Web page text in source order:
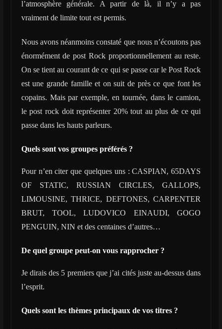
l’atmosphère générale. A partir de là, il n’y a pas
vraiment de limite tout est permis.
Nous avons néanmoins constaté que nous n’écoutons pas
énormément de post Rock proportionnellement au reste.
On se tient au courant de ce qui se passe car le Post Rock
est une grande famille et on suit de près ce que font les
copains. Mais par exemple, en tournée, dans le camion,
le post rock doit représenter 20% tout au plus de ce qui
passe dans les hauts parleurs.
Quels sont vos groupes préférés ?
Pour n’en citer que quelques uns : CASPIAN, 65DAYS
OF STATIC, RUSSIAN CIRCLES, GALLOPS,
LIMOUSINE, THRICE, DEFTONES, CARPENTER
BRUT, TOOL, LUDOVICO EINAUDI, GOGO
PENGUIN, NIN et des centaines d’autres…
De quel groupe peut-on vous rapprocher ?
Je dirais des 5 premiers que j’ai cités juste au-dessus dans
l’esprit.
Quels sont les thèmes principaux de vos titres ?